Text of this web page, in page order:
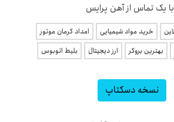
یک تماس از آهن پرایس
خرید مواد شیمیایی
امداد کرمان موتور
بهترین بروکر ارز دیجیتال بلیط اتوبوس
نسخه دسکتاپ